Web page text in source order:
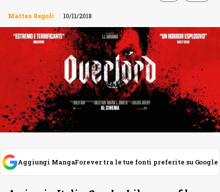
Matteo Regoli 10/11/2018
Aggiungi MangaForever tra le tue fonti preferite su Google